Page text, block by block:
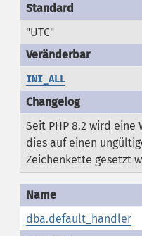
"UTC"
INI_ALL
Seit PHP 8.2 wird eine
dies auf einen
Zeichenkette gesetzt
dba.default_handler